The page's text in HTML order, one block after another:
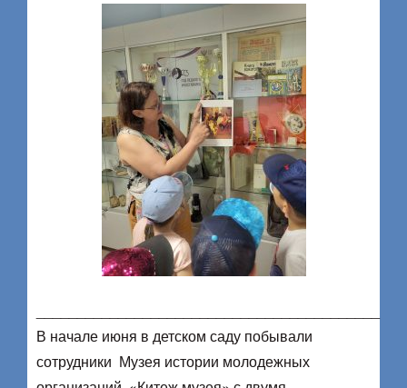
В начале июня в детском саду побывали
сотрудники Музея истории молодежных